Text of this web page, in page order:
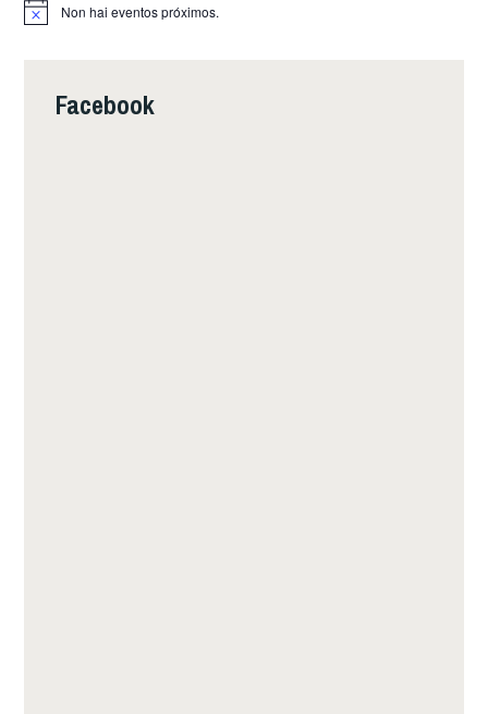
Notice Non hai eventos próximos.
Facebook